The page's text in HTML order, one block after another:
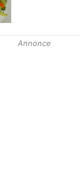
Annonce